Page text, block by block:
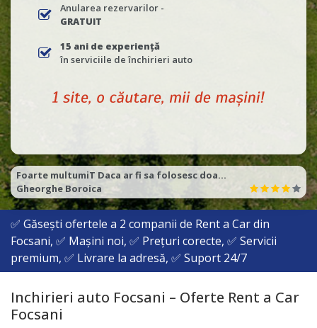
Anularea rezervarilor -
GRATUIT
15 ani de experiență
în serviciile de închirieri auto
Raport calitate pret excelent
Catalin
✅ Găsești ofertele a 2 companii de Rent a Car din
Focsani, ✅ Mașini noi, ✅ Prețuri corecte, ✅ Servicii
premium, ✅ Livrare la adresă, ✅ Suport 24/7
Inchirieri auto Focsani – Oferte Rent a Car
Focsani